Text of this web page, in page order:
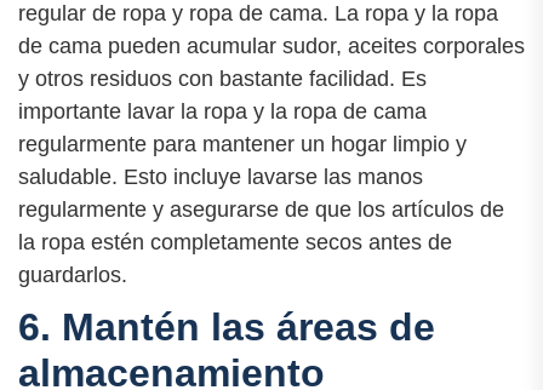
regular de ropa y ropa de cama. La ropa y la ropa
de cama pueden acumular sudor, aceites corporales
y otros residuos con bastante facilidad. Es
importante lavar la ropa y la ropa de cama
regularmente para mantener un hogar limpio y
saludable. Esto incluye lavarse las manos
regularmente y asegurarse de que los artículos de
la ropa estén completamente secos antes de
guardarlos.
6. Mantén las áreas de
almacenamiento